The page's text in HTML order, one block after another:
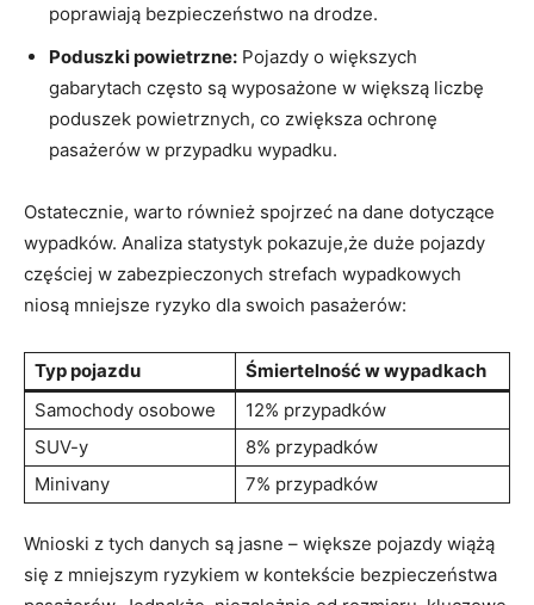
poprawiają ‍bezpieczeństwo na drodze.
Poduszki powietrzne: Pojazdy o‌ większych
gabarytach często są wyposażone w większą liczbę
poduszek ⁢powietrznych, co ⁣zwiększa‌ ochronę‍
pasażerów ​w ⁤przypadku ⁢wypadku.
Ostatecznie, warto również spojrzeć na dane dotyczące
wypadków. Analiza ​statystyk‌ pokazuje,że ⁤duże ⁣pojazdy
częściej​ w zabezpieczonych strefach wypadkowych
niosą mniejsze​ ryzyko dla swoich⁤ pasażerów:
Typ pojazdu
Śmiertelność w ⁢wypadkach
Samochody osobowe
12% przypadków
SUV-y
8% przypadków
Minivany
7% przypadków
Wnioski z tych danych są ​jasne⁤ – większe pojazdy wiążą
się z mniejszym ​ryzykiem w kontekście bezpieczeństwa